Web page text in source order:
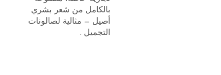
بالكامل من شعر بشري
أصيل — مثالية لصالونات
التجميل .